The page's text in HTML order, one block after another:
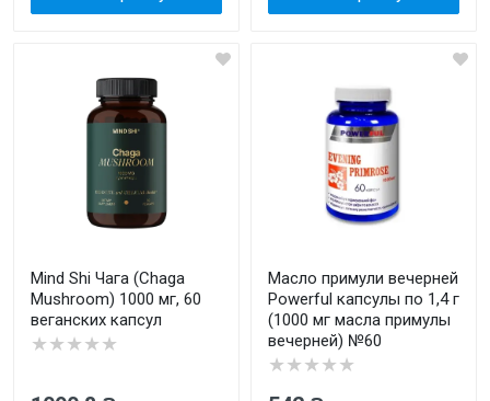
Mind Shi Чага (Chaga
Mushroom) 1000 мг, 60
веганских капсул
★★★★★
Масло примули вечерней
Powerful капсулы по 1,4 г
(1000 мг масла примулы
вечерней) №60
★★★★★